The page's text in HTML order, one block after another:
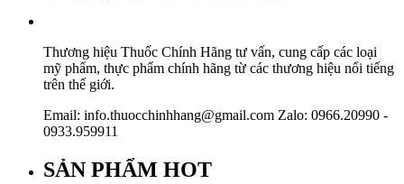
Thương hiệu Thuốc Chính Hãng tư vấn, cung cấp các loại
mỹ phẩm, thực phẩm chính hãng từ các thương hiệu nổi tiếng
trên thế giới.
Email: info.thuocchinhhang@gmail.com Zalo: 0966.20990 -
0933.959911
SẢN PHẨM HOT